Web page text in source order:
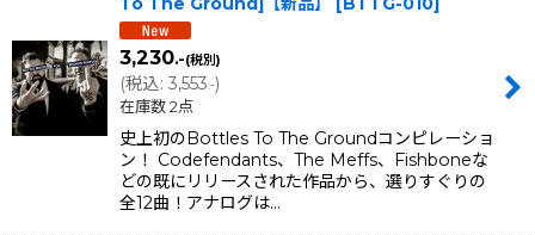
3,230.-(税別)
(税込: 3,553.-)
在庫数 2点
史上初のBottles To The Groundコンピレーショ
ン！ Codefendants、The Meffs、Fishboneな
どの既にリリースされた作品から、選りすぐりの
全12曲！アナログは…